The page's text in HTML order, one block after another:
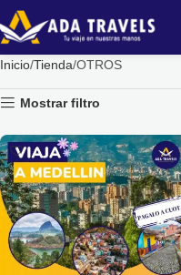
Inicio Tienda OTROS
Mostrar filtro